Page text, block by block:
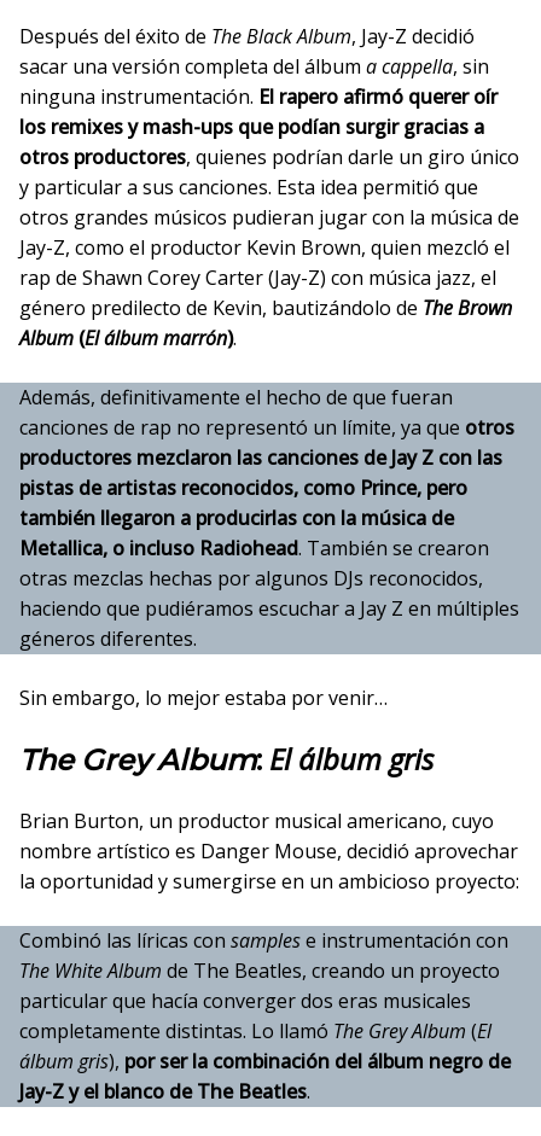
Después del éxito de The Black Album, Jay-Z decidió
sacar una versión completa del álbum a cappella, sin
ninguna instrumentación. El rapero afirmó querer oír
los remixes y mash-ups que podían surgir gracias a
otros productores, quienes podrían darle un giro único
y particular a sus canciones. Esta idea permitió que
otros grandes músicos pudieran jugar con la música de
Jay-Z, como el productor Kevin Brown, quien mezcló el
rap de Shawn Corey Carter (Jay-Z) con música jazz, el
género predilecto de Kevin, bautizándolo de The Brown
Album (El álbum marrón).
Además, definitivamente el hecho de que fueran
canciones de rap no representó un límite, ya que otros
productores mezclaron las canciones de Jay Z con las
pistas de artistas reconocidos, como Prince, pero
también llegaron a producirlas con la música de
Metallica, o incluso Radiohead. También se crearon
otras mezclas hechas por algunos DJs reconocidos,
haciendo que pudiéramos escuchar a Jay Z en múltiples
géneros diferentes.
Sin embargo, lo mejor estaba por venir…
The Grey Album: El álbum gris
Brian Burton, un productor musical americano, cuyo
nombre artístico es Danger Mouse, decidió aprovechar
la oportunidad y sumergirse en un ambicioso proyecto:
Combinó las líricas con samplese instrumentación con
The White Album de The Beatles, creando un proyecto
particular que hacía converger dos eras musicales
completamente distintas. Lo llamó The Grey Album (El
álbum gris), por ser la combinación del álbum negro de
Jay-Z y el blanco de The Beatles.